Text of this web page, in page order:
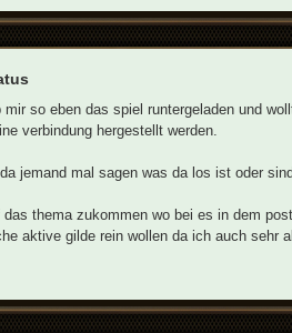
mir so eben das spiel runtergeladen und
verbindung hergestellt werden.
jemand mal sagen was da los ist oder
das thema zukommen wo bei es in dem
aktive gilde rein wollen da ich auch sehr